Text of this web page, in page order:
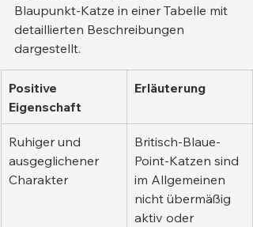
Blaupunkt-Katze in einer Tabelle mit
detaillierten Beschreibungen
dargestellt.
Positive
Eigenschaft
Erläuterung
Ruhiger und
ausgeglichener
Charakter
Britisch-Blaue-
Point-Katzen sind
im Allgemeinen
nicht übermäßig
aktiv oder